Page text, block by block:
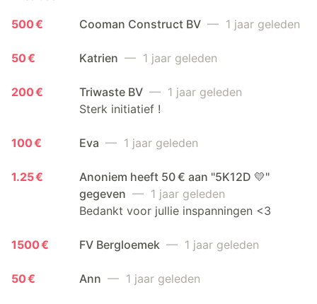
500 €
Cooman Construct BV — 1 jaar geleden
50 € Katrien — 1 jaar geleden
200 € Triwaste BV — 1 jaar geleden
Sterk initiatief !
100 € Eva — 1 jaar geleden
1.25 €
Anoniem heeft 50 € aan "5K12D 💛"
gegeven — 1 jaar geleden
Bedankt voor jullie inspanningen <3
1500 € FV Bergloemek — 1 jaar geleden
50 € Ann — 1 jaar geleden